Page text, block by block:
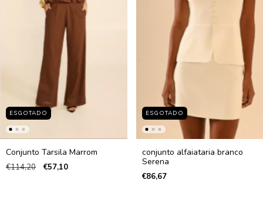
ESGOTADO
Conjunto Tarsila Marrom
€114,20 €57,10
ESGOTADO
conjunto alfaiataria branco
Serena
€86,67